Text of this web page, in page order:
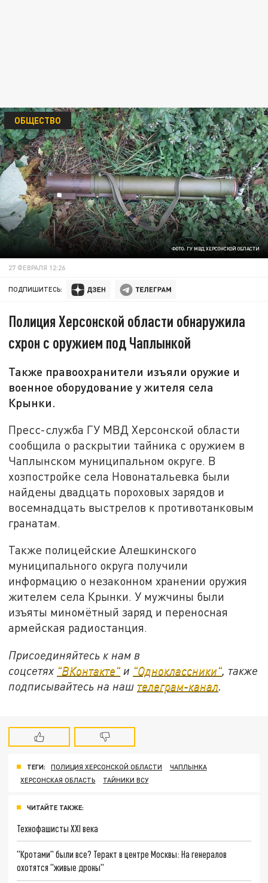
ФОТО: ГУ МВД ХЕРСОНСКОЙ ОБЛАСТИ
ОБЩЕСТВО
27 ФЕВРАЛЯ 12:26
ПОДПИШИТЕСЬ:
Полиция Херсонской области обнаружила
схрон с оружием под Чаплынкой
Также правоохранители изъяли оружие и
военное оборудование у жителя села
Крынки.
Пресс-служба ГУ МВД Херсонской области
сообщила о раскрытии тайника с оружием в
Чаплынском муниципальном округе. В
хозпостройке села Новонатальевка были
найдены двадцать пороховых зарядов и
восемнадцать выстрелов к противотанковым
гранатам.
Также полицейские Алешкинского
муниципального округа получили
информацию о незаконном хранении оружия
жителем села Крынки. У мужчины были
изъяты миномётный заряд и переносная
армейская радиостанция.
Присоединяйтесь к нам в
соцсетях "ВКонтакте" и "Одноклассники", также
подписывайтесь на наш телеграм-канал.
ТЕГИ: ПОЛИЦИЯ ХЕРСОНСКОЙ ОБЛАСТИ
ЧАПЛЫНКА
ХЕРСОНСКАЯ ОБЛАСТЬ
ТАЙНИКИ ВСУ
ЧИТАЙТЕ ТАКЖЕ:
Технофашисты XXI века
"Кротами" были все? Теракт в центре Москвы: На генералов
охотятся "живые дроны"